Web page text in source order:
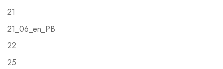
21
21_06_en_PB
22
25